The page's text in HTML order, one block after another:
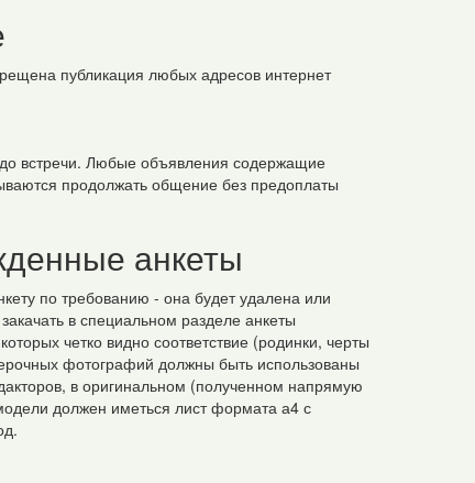
публикация любых адресов интернет
встречи. Любые объявления содержащие
продолжать общение без предоплаты
анкеты
по требованию - она будет удалена или
в специальном разделе анкеты
четко видно соответствие (родинки, черты
фотографий должны быть использованы
в оригинальном (полученном напрямую
должен иметься лист формата а4 с